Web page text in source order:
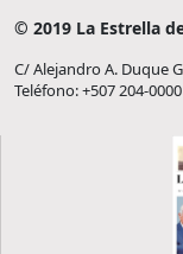
© 2019 La Estrella
C/ Alejandro A. Duque
Teléfono: +507 204-0000